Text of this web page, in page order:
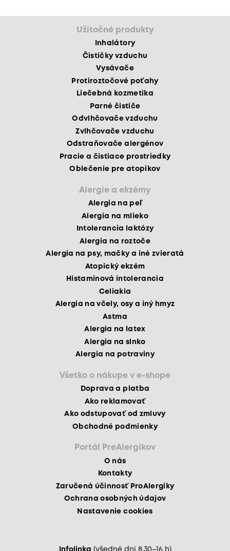
Užitočné produkty
Inhalátory
Čističky vzduchu
Vysávače
Protiroztočové poťahy
Liečebná kozmetika
Parné čističe
Odvlhčovače vzduchu
Zvlhčovače vzduchu
Odstraňovače alergénov
Pracie a čistiace prostriedky
Oblečenie pre atopikov
Alergie a ekzémy
Alergia na peľ
Alergia na mlieko
Intolerancia laktózy
Alergia na roztoče
Alergia na psy, mačky a iné zvieratá
Atopický ekzém
Histamínová intolerancia
Celiakia
Alergia na včely, osy a iný hmyz
Astma
Alergia na latex
Alergia na slnko
Alergia na potraviny
Všetko o nákupe v e-shope
Doprava a platba
Ako reklamovať
Ako odstupovať od zmluvy
Obchodné podmienky
Portál PreAlergikov
O nás
Kontakty
Zaručená účinnosť ProAlergiky
Ochrana osobných údajov
Nastavenie cookies
Infolinka (všedné dni 8.30–16 h)